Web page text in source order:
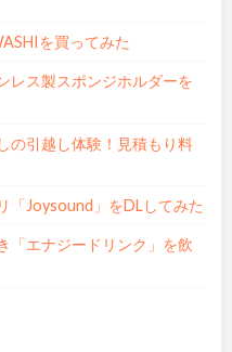
を買ってみた
レス製スポンジホルダーを
の引越し体験！見積もり料
「Joysound」をDLしてみた
「エナジードリンク」を飲